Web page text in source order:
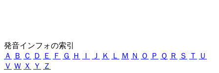
発音インフォの索引
Ａ
Ｂ Ｃ Ｄ Ｅ Ｆ Ｇ Ｈ Ｉ Ｊ Ｋ Ｌ Ｍ Ｎ Ｏ Ｐ Ｑ Ｒ Ｓ Ｔ
Ｕ
Ｖ Ｗ Ｘ Ｙ Ｚ